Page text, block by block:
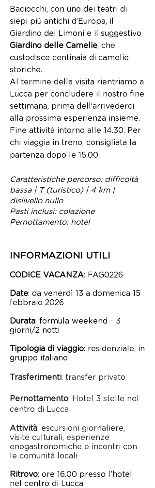
Baciocchi, con uno dei teatri di
siepi più antichi d’Europa, il
Giardino dei Limoni e il suggestivo
Giardino delle Camelie, che
custodisce centinaia di camelie
storiche.
Al termine della visita rientriamo a
Lucca per concludere il nostro fine
settimana, prima dell’arrivederci
alla prossima esperienza insieme.
Fine attività intorno alle 14.30. Per
chi viaggia in treno, consigliata la
partenza dopo le 15.00.
Caratteristiche percorso: difficoltà
bassa | T (turistico) | 4 km |
dislivello nullo
Pasti inclusi: colazione
Pernottamento: hotel
INFORMAZIONI UTILI
CODICE VACANZA: FAG0226
Date: da venerdì 13 a domenica 15
febbraio 2026
Durata: formula weekend - 3
giorni/2 notti
Tipologia di viaggio: residenziale, in
gruppo italiano
Trasferimenti: transfer privato
Pernottamento: Hotel 3 stelle nel
centro di Lucca
Attività: escursioni giornaliere,
visite culturali, esperienze
enogastronomiche e incontri con
le comunità locali
Ritrovo: ore 16.00 presso l'hotel
nel centro di Lucca